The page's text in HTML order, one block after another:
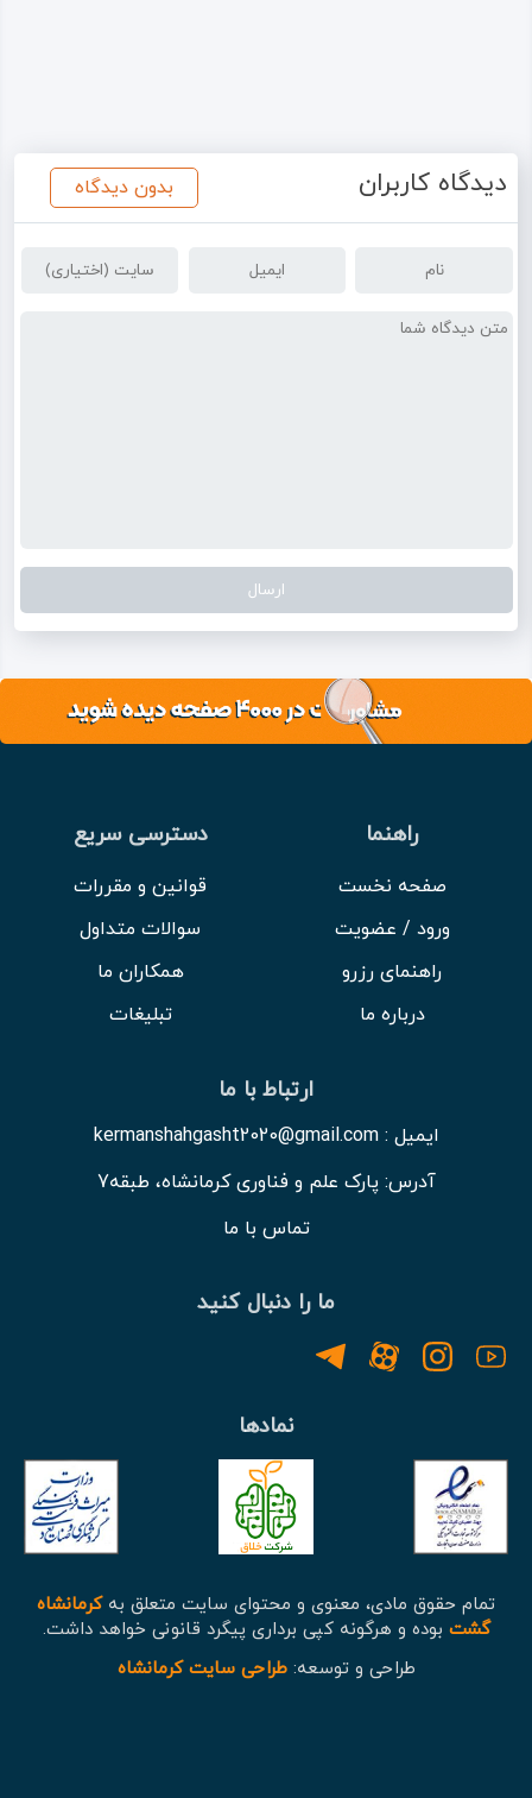
دیدگاه کاربران بدون دیدگاه
راهنما
صفحه نخست
ورود / عضویت
راهنمای رزرو
درباره ما
دسترسی سریع
قوانین و مقررات
سوالات متداول
همکاران ما
تبلیغات
ارتباط با ما
ایمیل : kermanshahgasht2020@gmail.com
آدرس: پارک علم و فناوری کرمانشاه، طبقه7
تماس با ما
ما را دنبال کنید
نمادها
تمام حقوق مادی، معنوی و محتوای سایت متعلق بهکرمانشاه
گشت بوده و هرگونه کپی برداری پیگرد قانونی خواهد داشت.
طراحی و توسعه:طراحی سایت کرمانشاه